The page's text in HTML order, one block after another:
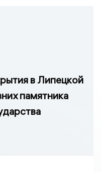
в Липецкой
памятника